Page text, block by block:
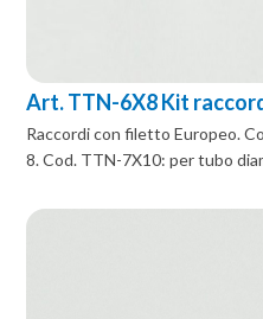
Art. TTN-6X8 Kit
Raccordi con filetto Europeo.
8. Cod. TTN-7X10: per tubo